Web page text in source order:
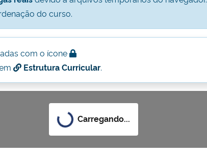
do curso.
com o ícone
Estrutura Curricular.
Carregando...